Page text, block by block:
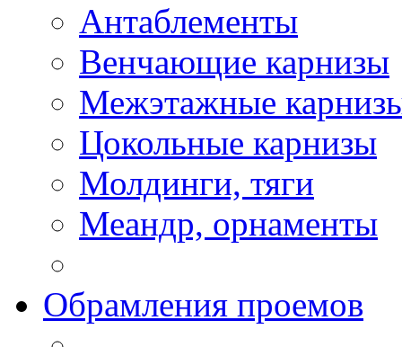
Антаблементы
Венчающие карнизы
Межэтажные
Цокольные карнизы
Молдинги, тяги
Меандр, орнаменты
Обрамления проемов